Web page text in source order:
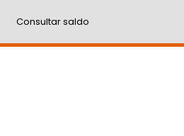
Consultar saldo